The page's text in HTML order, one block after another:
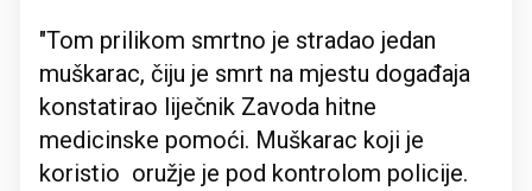
"Tom prilikom smrtno je stradao jedan
muškarac, čiju je smrt na mjestu događaja
konstatirao liječnik Zavoda hitne
medicinske pomoći. Muškarac koji je
koristio oružje je pod kontrolom policije.